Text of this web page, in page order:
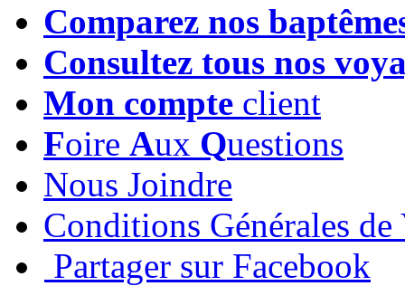
Comparez nos
Consultez tous nos
Mon compte client
Foire Aux Questions
Nous Joindre
Conditions Générales de
Partager sur Facebook